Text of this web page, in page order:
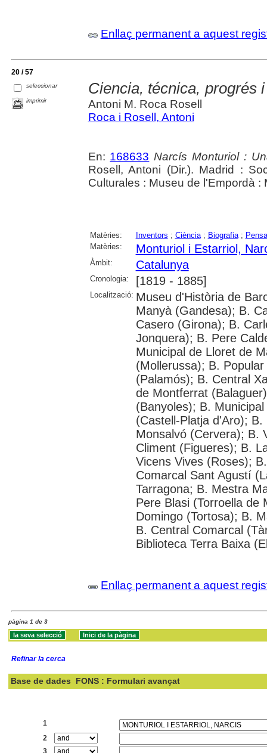
Enllaç permanent a aquest
20 / 57
seleccionar
imprimir
Ciencia, técnica, progrés
Antoni M. Roca Rosell
Roca i Rosell, Antoni
En: 168633 Narcís Monturiol :
Rosell, Antoni (Dir.). Madrid :
Culturales : Museu de l'Empordà
Matèries: Inventors ; Ciència; Biografia;
Matèries:
Monturiol i Estarriol,
Àmbit: Catalunya
Cronologia: [1819 - 1885]
Localització: Museu d'Història de
Manyà (Gandesa); B.
Casero (Girona); B.
Jonquera); B. Pere
Municipal de Lloret de
(Mollerussa); B.
(Palamós); B. Central
de Montferrat
(Banyoles); B.
(Castell-Platja d'Aro);
Monsalvó (Cervera); B.
Climent (Figueres); B.
Vicens Vives (Roses);
Comarcal Sant Agustí
Tarragona; B. Mestra
Pere Blasi (Torroella de
Domingo (Tortosa); B.
B. Central Comarcal
Biblioteca Terra Baixa
Enllaç permanent a aquest
pàgina 1 de 3
Refinar la cerca
Base de dades FONS : Formulari avançat
1
2
3